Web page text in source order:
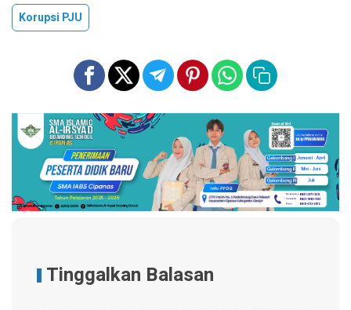
Korupsi PJU
Tinggalkan Balasan